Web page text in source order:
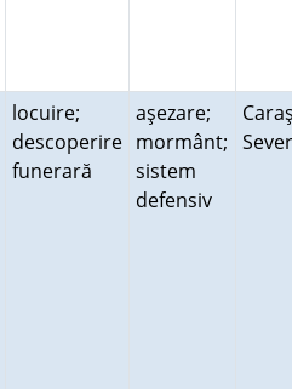
locuire;
descoperire
funerară
aşezare;
mormânt;
sistem
defensiv